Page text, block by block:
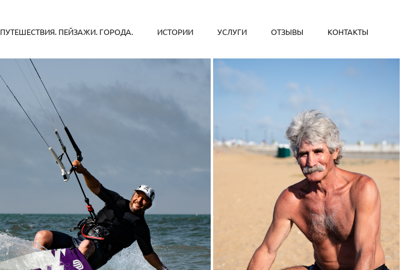
ПУТЕШЕСТВИЯ. ПЕЙЗАЖИ. ГОРОДА. ИСТОРИИ УСЛУГИ ОТЗЫВЫ КОНТАКТЫ